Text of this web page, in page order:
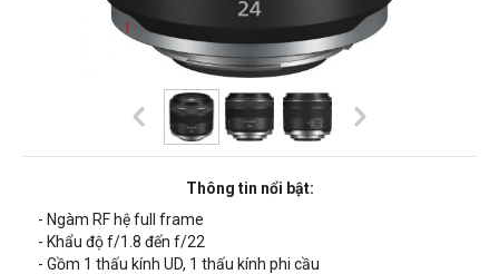
Thông tin nổi bật:
- Ngàm RF hệ full frame
- Khẩu độ f/1.8 đến f/22
- Gồm 1 thấu kính UD, 1 thấu kính phi cầu